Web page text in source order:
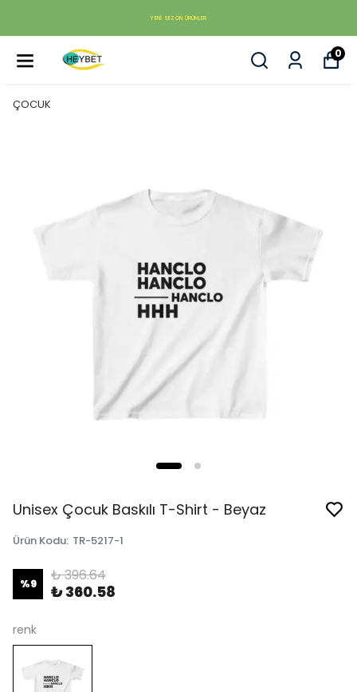
YENI SEZON ÜRÜNLER
0
ÇOCUK
Unisex Çocuk Baskılı T-Shirt - Beyaz
Ürün Kodu: TR-5217-1
%9 ₺ 396.64
₺ 360.58
renk